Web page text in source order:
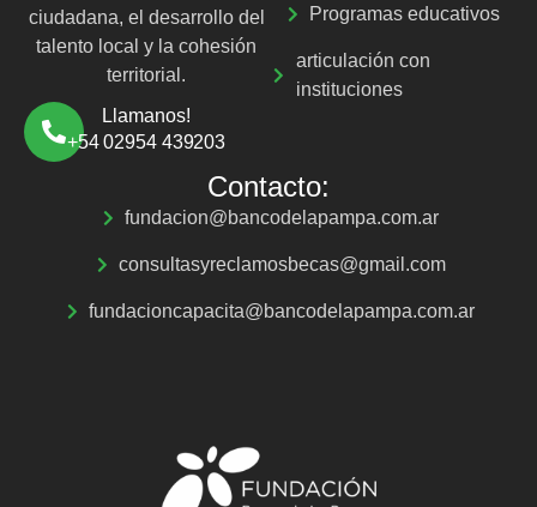
ciudadana, el desarrollo del
talento local y la cohesión
territorial.
Llamanos!
+54 02954 439203
Programas educativos
articulación con
instituciones
Contacto:
fundacion@bancodelapampa.com.ar
consultasyreclamosbecas@gmail.com
fundacioncapacita@bancodelapampa.com.ar